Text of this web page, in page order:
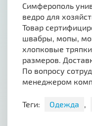
Симферополь
ведро для
Товар
швабры, мопы,
хлопковые
размеров.
По вопросу
менеджером
Теги: Одежда ,